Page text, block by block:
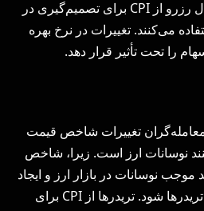
بانک‌های مرکزی مانند فدرال رزرو از CPI برای تصمیم‌گیری در
می‌کنند. تغییرات در نرخ بهره
را تحت تأثیر قرار دهد.
معامله‌گران تغییرات شاخص قیمت
نوسانات ارز است. زیرا، شاخص
نوسانات در بازار ارز و ایجاد
فرصت‌های معاملاتی برای تریدرها شود. تریدرها از CPI برای